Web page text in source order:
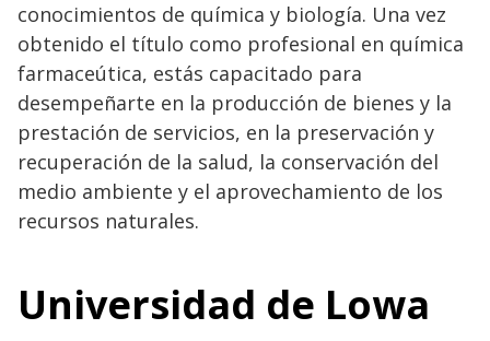
conocimientos de química y biología. Una vez
obtenido el título como profesional en química
farmaceútica, estás capacitado para
desempeñarte en la producción de bienes y la
prestación de servicios, en la preservación y
recuperación de la salud, la conservación del
medio ambiente y el aprovechamiento de los
recursos naturales.
Universidad de Lowa